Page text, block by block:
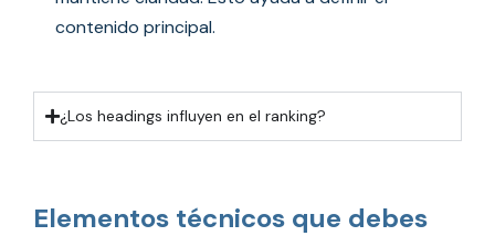
contenido principal.
¿Los headings influyen en el ranking?
Elementos técnicos que debes